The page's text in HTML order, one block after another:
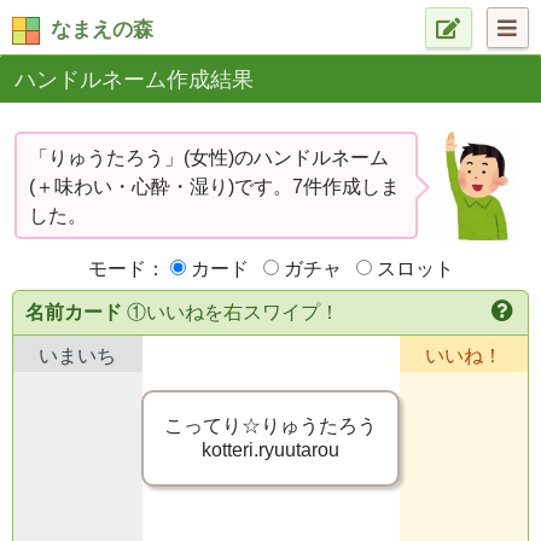
なまえの森
ハンドルネーム作成結果
「りゅうたろう」(女性)のハンドルネーム
(＋味わい・心酔・湿り)です。7件作成しま
した。
モード： カード ガチャ スロット
名前カード ①いいねを右スワイプ！
いまいち
こってり☆りゅうたろう
kotteri.ryuutarou
いいね！